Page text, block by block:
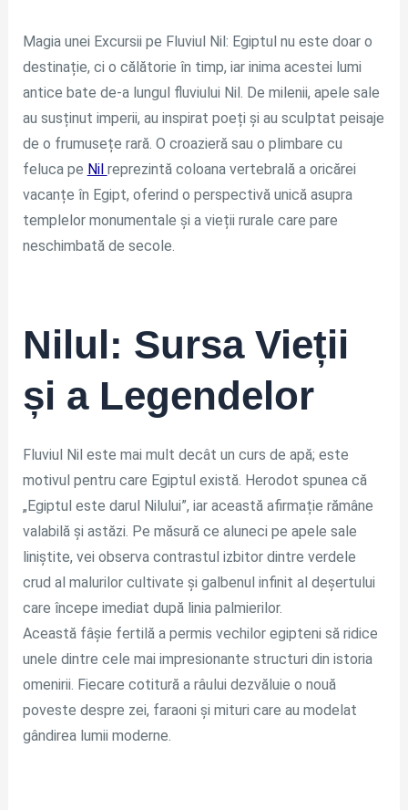
Magia unei Excursii pe Fluviul Nil: Egiptul nu este doar o
destinație, ci o călătorie în timp, iar inima acestei lumi
antice bate de-a lungul fluviului Nil. De milenii, apele sale
au susținut imperii, au inspirat poeți și au sculptat peisaje
de o frumusețe rară. O croazieră sau o plimbare cu
feluca pe Nil reprezintă coloana vertebrală a oricărei
vacanțe în Egipt, oferind o perspectivă unică asupra
templelor monumentale și a vieții rurale care pare
neschimbată de secole.
Nilul: Sursa Vieții
și a Legendelor
Fluviul Nil este mai mult decât un curs de apă; este
motivul pentru care Egiptul există. Herodot spunea că
„Egiptul este darul Nilului”, iar această afirmație rămâne
valabilă și astăzi. Pe măsură ce aluneci pe apele sale
liniștite, vei observa contrastul izbitor dintre verdele
crud al malurilor cultivate și galbenul infinit al deșertului
care începe imediat după linia palmierilor.
Această fâșie fertilă a permis vechilor egipteni să ridice
unele dintre cele mai impresionante structuri din istoria
omenirii. Fiecare cotitură a râului dezvăluie o nouă
poveste despre zei, faraoni și mituri care au modelat
gândirea lumii moderne.